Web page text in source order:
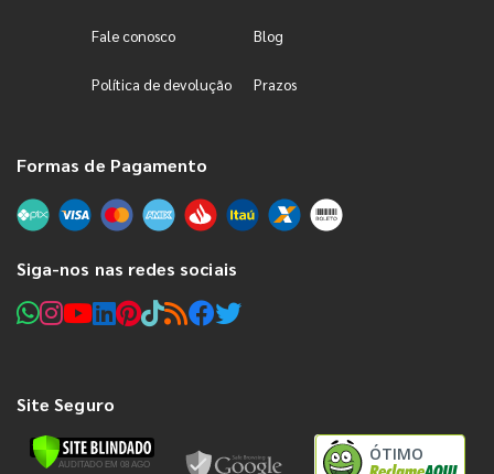
Fale conosco Blog
Política de devolução Prazos
Formas de Pagamento
Siga-nos nas redes sociais
Site Seguro
ÓTIMO